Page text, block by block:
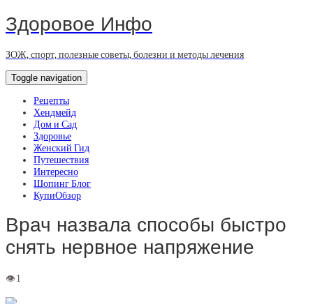
Здоровое Инфо
ЗОЖ, спорт, полезные советы, болезни и методы лечения
Toggle navigation
Рецепты
Хендмейд
Дом и Сад
Здоровье
Женский Гид
Путешествия
Интересно
Шопинг Блог
КупиОбзор
Врач назвала способы быстро
снять нервное напряжение